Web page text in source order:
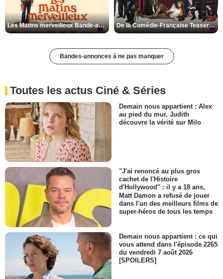
Les Matins merveilleux Bande-annonce VF De la Comédie-Française Teaser VF
Bandes-annonces à ne pas manquer
Toutes les actus Ciné & Séries
Demain nous appartient : Alex
au pied du mur, Judith
découvre la vérité sur Milo
"J'ai renoncé au plus gros
cachet de l'Histoire
d'Hollywood" : il y a 18 ans,
Matt Damon a refusé de jouer
dans l'un des meilleurs films de
super-héros de tous les temps
Demain nous appartient : ce qui
vous attend dans l'épisode 2265
du vendredi 7 août 2026
[SPOILERS]